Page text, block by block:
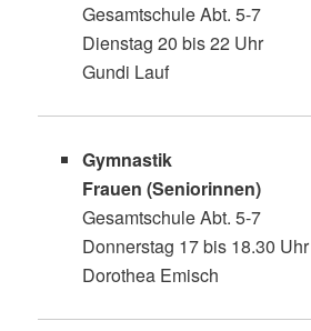
Gesamtschule Abt. 5-7
Dienstag 20 bis 22 Uhr
Gundi Lauf
Gymnastik
Frauen (Seniorinnen)
Gesamtschule Abt. 5-7
Donnerstag 17 bis 18.30 Uhr
Dorothea Emisch